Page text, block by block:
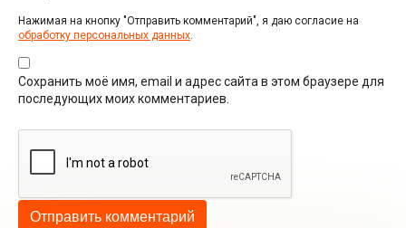
Нажимая на кнопку "Отправить комментарий", я даю согласие на
обработку персональных данных
Сохранить моё имя, email и адрес сайта в этом браузере для
последующих моих комментариев.